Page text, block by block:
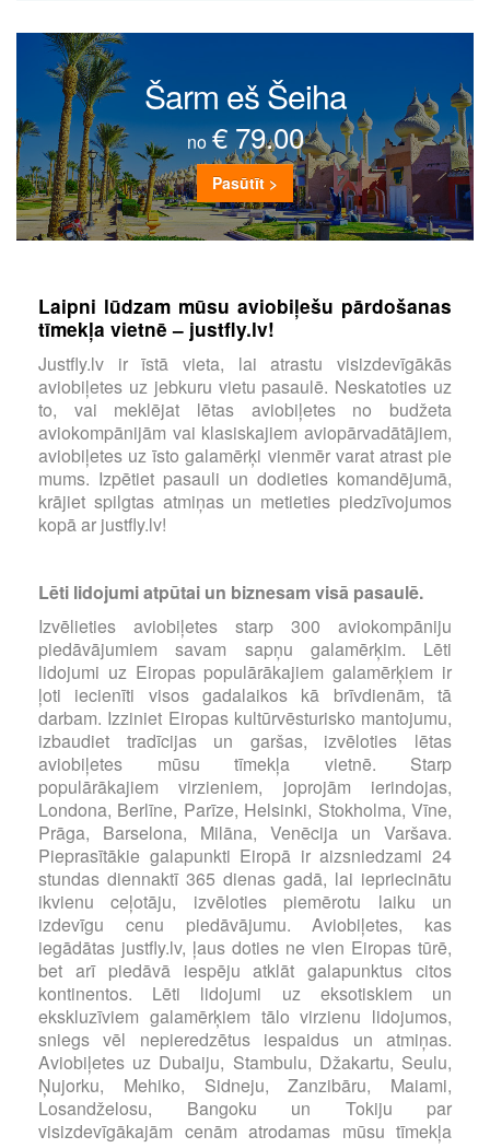
Šarm eš Šeiha
no € 79.00
Pasūtīt >
Laipni lūdzam mūsu aviobiļešu pārdošanas
tīmekļa vietnē – justfly.lv!
Justfly.lv ir īstā vieta, lai atrastu visizdevīgākās
aviobiļetes uz jebkuru vietu pasaulē. Neskatoties uz
to, vai meklējat lētas aviobiļetes no budžeta
aviokompānijām vai klasiskajiem aviopārvadātājiem,
aviobiļetes uz īsto galamērķi vienmēr varat atrast pie
mums. Izpētiet pasauli un dodieties komandējumā,
krājiet spilgtas atmiņas un metieties piedzīvojumos
kopā ar justfly.lv!
Lēti lidojumi atpūtai un biznesam visā pasaulē.
Izvēlieties aviobiļetes starp 300 aviokompāniju
piedāvājumiem savam sapņu galamērķim. Lēti
lidojumi uz Eiropas populārākajiem galamērķiem ir
ļoti iecienīti visos gadalaikos kā brīvdienām, tā
darbam. Izziniet Eiropas kultūrvēsturisko mantojumu,
izbaudiet tradīcijas un garšas, izvēloties lētas
aviobiļetes mūsu tīmekļa vietnē. Starp
populārākajiem virzieniem, joprojām ierindojas,
Londona, Berlīne, Parīze, Helsinki, Stokholma, Vīne,
Prāga, Barselona, Milāna, Venēcija un Varšava.
Pieprasītākie galapunkti Eiropā ir aizsniedzami 24
stundas diennaktī 365 dienas gadā, lai iepriecinātu
ikvienu ceļotāju, izvēloties piemērotu laiku un
izdevīgu cenu piedāvājumu. Aviobiļetes, kas
iegādātas justfly.lv, ļaus doties ne vien Eiropas tūrē,
bet arī piedāvā iespēju atklāt galapunktus citos
kontinentos. Lēti lidojumi uz eksotiskiem un
ekskluzīviem galamērķiem tālo virzienu lidojumos,
sniegs vēl nepieredzētus iespaidus un atmiņas.
Aviobiļetes uz Dubaiju, Stambulu, Džakartu, Seulu,
Ņujorku, Mehiko, Sidneju, Zanzibāru, Maiami,
Losandželosu, Bangoku un Tokiju par
visizdevīgākajām cenām atrodamas mūsu tīmekļa